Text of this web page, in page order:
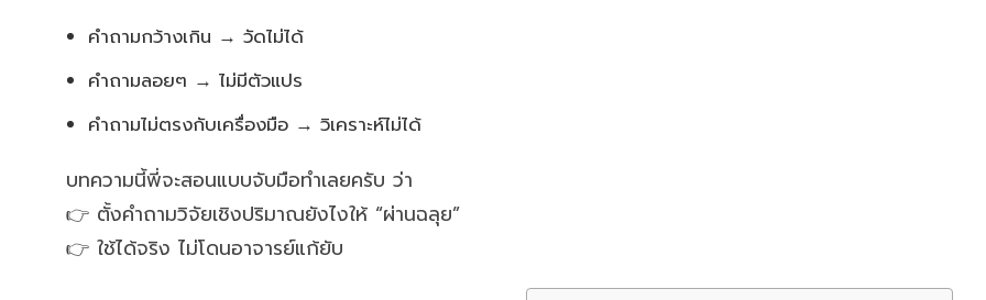
คำถามกว้างเกิน → วัดไม่ได้
คำถามลอยๆ → ไม่มีตัวแปร
คำถามไม่ตรงกับเครื่องมือ → วิเคราะห์ไม่ได้
บทความนี้พี่จะสอนแบบจับมือทำเลยครับ ว่า
👉 ตั้งคำถามวิจัยเชิงปริมาณยังไงให้ “ผ่านฉลุย”
👉 ใช้ได้จริง ไม่โดนอาจารย์แก้ยับ